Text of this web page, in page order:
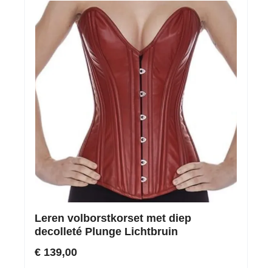
Leren volborstkorset met diep
decolleté Plunge Lichtbruin
€ 139,00